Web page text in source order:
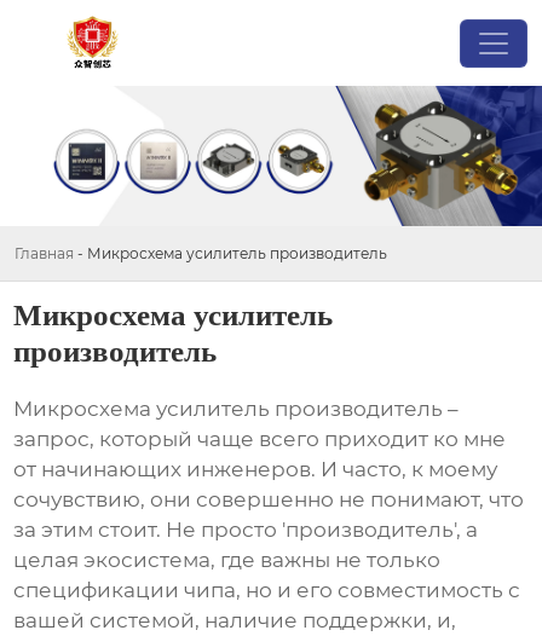
Главная - Микросхема усилитель производитель
Микросхема усилитель
производитель
Микросхема усилитель производитель –
запрос, который чаще всего приходит ко мне
от начинающих инженеров. И часто, к моему
сочувствию, они совершенно не понимают, что
за этим стоит. Не просто 'производитель', а
целая экосистема, где важны не только
спецификации чипа, но и его совместимость с
вашей системой, наличие поддержки, и,